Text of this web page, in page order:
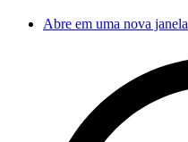
Abre em uma nova janela